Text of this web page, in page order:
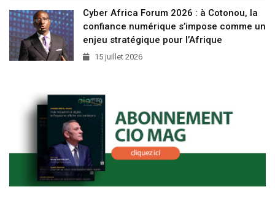
Cyber Africa Forum 2026 : à Cotonou, la
confiance numérique s’impose comme un
enjeu stratégique pour l’Afrique
15 juillet 2026